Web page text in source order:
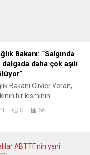
Bakanı: “Salgında
daha çok aşılı
Bakanı Olivier Veran,
bir kısmının
tepki gösterdi ve
artış açısından salgının
0 66